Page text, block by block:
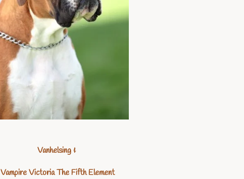
Vanhelsing &
Vampire Victoria The Fifth Element